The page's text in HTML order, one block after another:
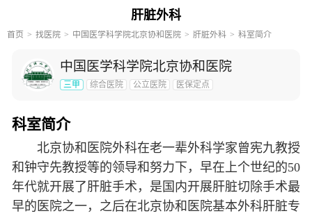
肝脏外科
首页 找医院 中国医学科学院北京协和医院 肝脏外科 科室简介
中国医学科学院北京协和医院
三甲 综合医院 公立医院 医保定点
科室简介
北京协和医院外科在老一辈外科学家曾宪九教授
和钟守先教授等的领导和努力下，早在上个世纪的50
年代就开展了肝脏手术，是国内开展肝脏切除手术最
早的医院之一，之后在北京协和医院基本外科肝脏专